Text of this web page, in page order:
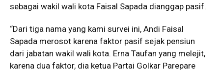
sebagai wakil wali kota Faisal Sapada dianggap pasif.
“Dari tiga nama yang kami survei ini, Andi Faisal
Sapada merosot karena faktor pasif sejak pensiun
dari jabatan wakil wali kota. Erna Taufan yang melejit,
karena dua faktor, dia ketua Partai Golkar Parepare